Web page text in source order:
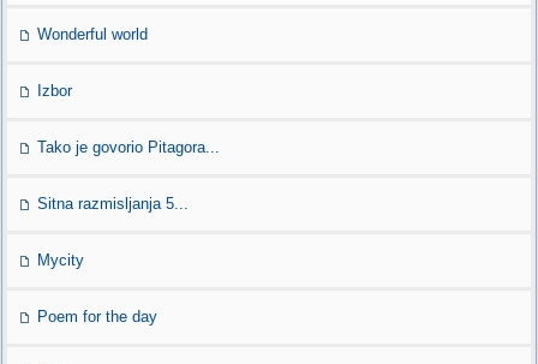
Wonderful world
Izbor
Tako je govorio Pitagora...
Sitna razmisljanja 5...
Mycity
Poem for the day